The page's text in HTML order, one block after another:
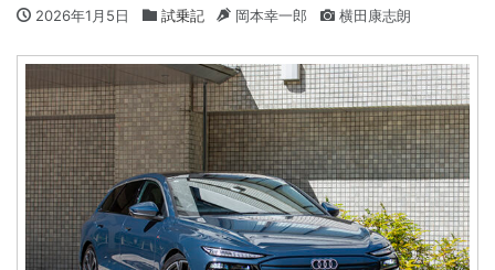
2026年1月5日 試乗記 岡本幸一郎 横田康志朗